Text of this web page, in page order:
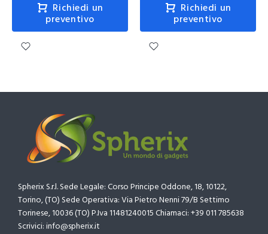
Richiedi un
preventivo
Richiedi un
preventivo
Spherix S.r.l. Sede Legale: Corso Principe Oddone, 18, 10122,
Torino, (TO) Sede Operativa: Via Pietro Nenni 79/B Settimo
Torinese, 10036 (TO) P.Iva 11481240015 Chiamaci: +39 011 785638
Scrivici: info@spherix.it